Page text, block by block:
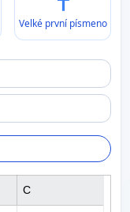
Velké první písmeno
C